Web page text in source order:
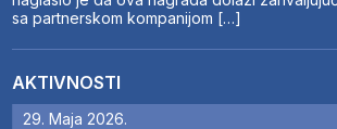
sa partnerskom kompanijom […]
AKTIVNOSTI
29. Maja 2026.